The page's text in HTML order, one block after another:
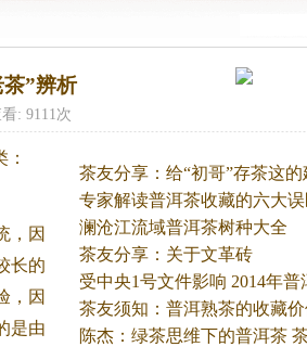
”辨析
: 9111次
茶友分享：给“初哥”存茶这的
专家解读普洱茶收藏的六大
澜沧江流域普洱茶树种大全
茶友分享：关于文革砖
受中央1号文件影响 2014年普
茶友须知：普洱熟茶的收藏
探
陈杰：绿茶思维下的普洱茶
，因
长的
，因
是由